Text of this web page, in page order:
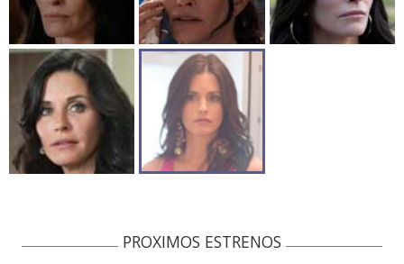
PROXIMOS ESTRENOS